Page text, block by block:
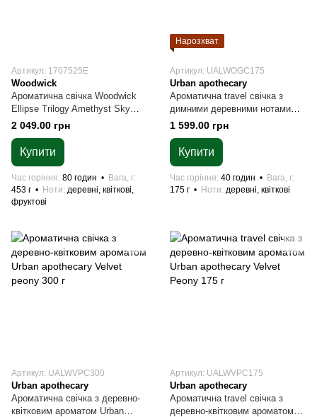
Артикул: 1707525E
Woodwick
Ароматична свічка Woodwick
Ellipse Trilogy Amethyst Sky
453 г
2 049.00 грн
Купити
Час горіння 80 годин
Вага, г
453 г
Ноти деревні, квіткові,
фруктові
Нарозхват
Артикул: UALWOGC175
Urban apothecary
Ароматична travel свічка з
димними деревними нотами
уда і квітів Urban apothecary
Oudh Geranium 175 г
1 599.00 грн
Купити
Час горіння 40 годин
Вага, г
175 г
Ноти деревні, квіткові
Артикул: UALWVPC300
Urban apothecary
Ароматична свічка з деревно-
квітковим ароматом Urban
Артикул: UALWVPC175
Urban apothecary
Ароматична travel свічка з
деревно-квітковим ароматом